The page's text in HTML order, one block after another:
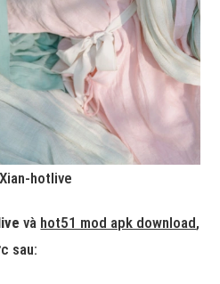
hotlive
và hot51 mod apk download,
sau: